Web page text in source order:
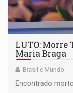
LUTO: Morre
Maria Braga
Brasil e Mundo
Encontrado